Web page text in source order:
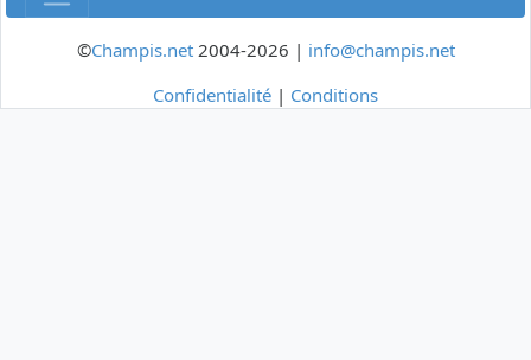
©Champis.net2004-2026 | info@champis.net
Confidentialité | Conditions